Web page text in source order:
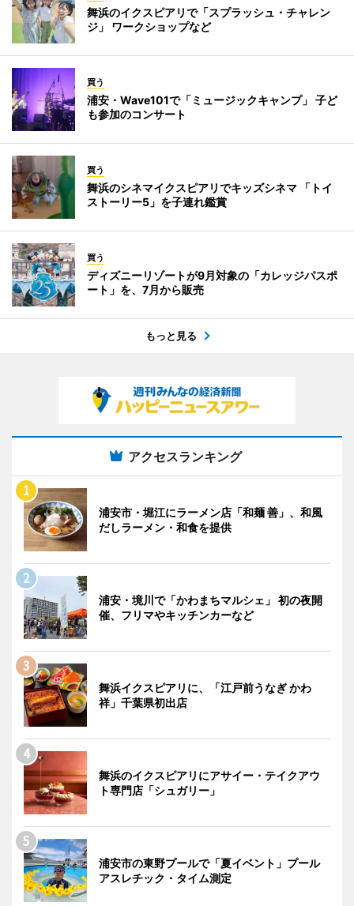
舞浜のイクスピアリで「スプラッシュ・チャレン
ジ」 ワークショップなど
買う
浦安・Wave101で「ミュージックキャンプ」 子ど
も参加のコンサート
買う
舞浜のシネマイクスピアリでキッズシネマ 「トイ
ストーリー5」を子連れ鑑賞
買う
ディズニーリゾートが9月対象の「カレッジパスポ
ート」を、7月から販売
もっと見る
アクセスランキング
浦安市・堀江にラーメン店「和麺 善」、和風
だしラーメン・和食を提供
浦安・境川で「かわまちマルシェ」 初の夜開
催、フリマやキッチンカーなど
舞浜イクスピアリに、「江戸前うなぎ かわ
祥」千葉県初出店
舞浜のイクスピアリにアサイー・テイクアウ
ト専門店「シュガリー」
浦安市の東野プールで「夏イベント」プール
アスレチック・タイム測定